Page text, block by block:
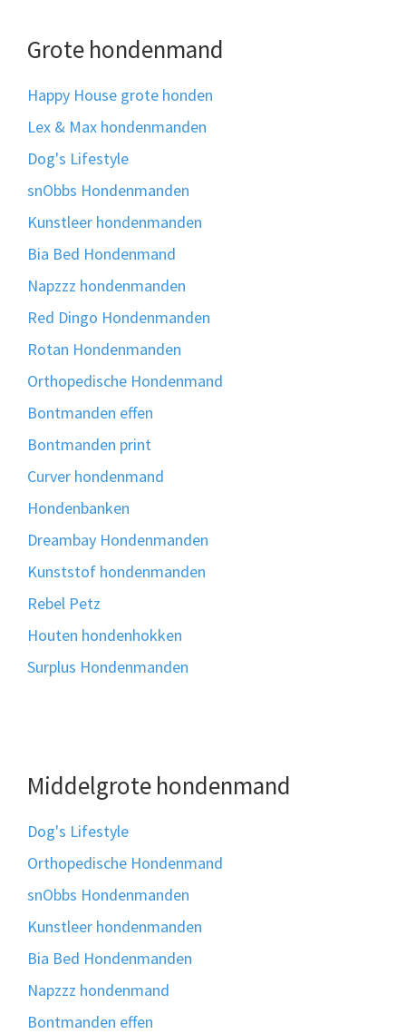
Grote hondenmand
Happy House grote honden
Lex & Max hondenmanden
Dog's Lifestyle
snObbs Hondenmanden
Kunstleer hondenmanden
Bia Bed Hondenmand
Napzzz hondenmanden
Red Dingo Hondenmanden
Rotan Hondenmanden
Orthopedische Hondenmand
Bontmanden effen
Bontmanden print
Curver hondenmand
Hondenbanken
Dreambay Hondenmanden
Kunststof hondenmanden
Rebel Petz
Houten hondenhokken
Surplus Hondenmanden
Middelgrote hondenmand
Dog's Lifestyle
Orthopedische Hondenmand
snObbs Hondenmanden
Kunstleer hondenmanden
Bia Bed Hondenmanden
Napzzz hondenmand
Bontmanden effen